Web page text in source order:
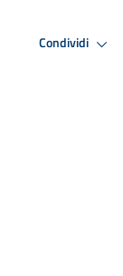
Condividi